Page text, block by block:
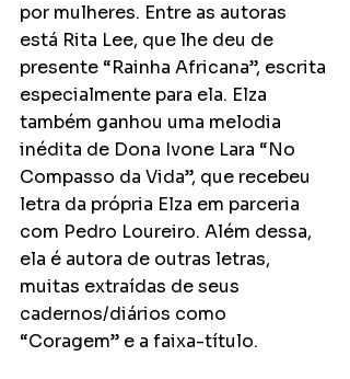
por mulheres. Entre as autoras
está Rita Lee, que lhe deu de
presente “Rainha Africana”, escrita
especialmente para ela. Elza
também ganhou uma melodia
inédita de Dona Ivone Lara “No
Compasso da Vida”, que recebeu
letra da própria Elza em parceria
com Pedro Loureiro. Além dessa,
ela é autora de outras letras,
muitas extraídas de seus
cadernos/diários como
“Coragem” e a faixa-título.